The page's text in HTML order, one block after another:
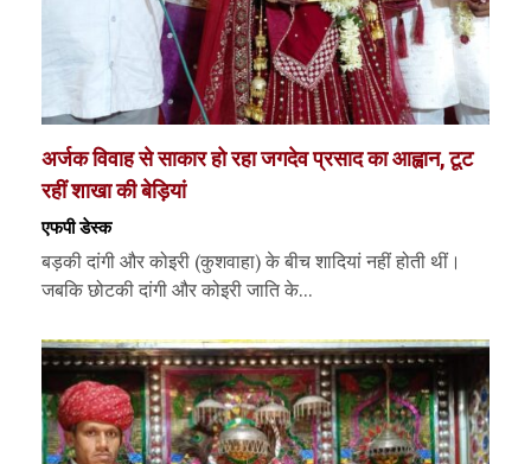
अर्जक विवाह से साकार हो रहा जगदेव प्रसाद का आह्वान, टूट
रहीं शाखा की बेड़ियां
एफपी डेस्‍क
बड़की दांगी और कोइरी (कुशवाहा) के बीच शादियां नहीं होती थीं।
जबकि छोटकी दांगी और कोइरी जाति के...